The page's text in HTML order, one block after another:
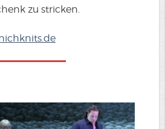
zu stricken.